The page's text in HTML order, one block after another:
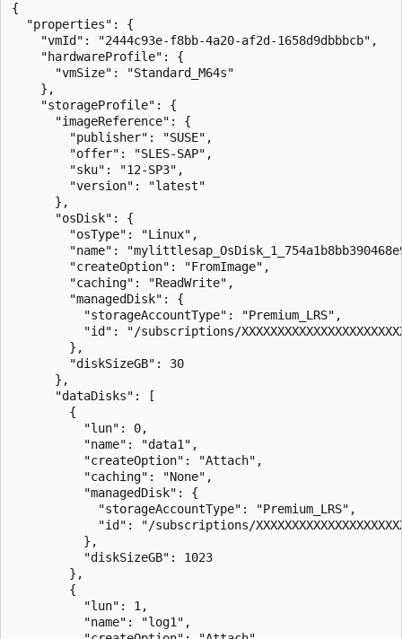
{
  "properties": {
    "vmId": "2444c93e-f8bb-4a20-af2d-1658d9dbbbcb",
    "hardwareProfile": {
      "vmSize": "Standard_M64s"
    },
    "storageProfile": {
      "imageReference": {
        "publisher": "SUSE",
        "offer": "SLES-SAP",
        "sku": "12-SP3",
        "version": "latest"
      },
      "osDisk": {
        "osType": "Linux",
"name":
        "createOption": "FromImage",
        "caching": "ReadWrite",
        "managedDisk": {
          "storageAccountType": "Premium_LRS",
"id": "/subscriptions/
        },
        "diskSizeGB": 30
      },
      "dataDisks": [
        {
          "lun": 0,
          "name": "data1",
          "createOption": "Attach",
          "caching": "None",
          "managedDisk": {
            "storageAccountType": "Premium_LRS",
"id": "/subscriptions/
          },
          "diskSizeGB": 1023
        },
        {
          "lun": 1,
          "name": "log1",